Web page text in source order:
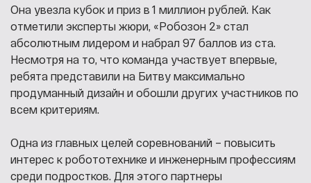
Она увезла кубок и приз в 1 миллион рублей. Как
отметили эксперты жюри, «Робозон 2» стал
абсолютным лидером и набрал 97 баллов из ста.
Несмотря на то, что команда участвует впервые,
ребята представили на Битву максимально
продуманный дизайн и обошли других участников по
всем критериям.
Одна из главных целей соревнований – повысить
интерес к робототехнике и инженерным профессиям
среди подростков. Для этого партнеры